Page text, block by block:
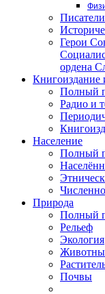
Писатели
Герои
ордена
Полный
Радио и
Население
Полный
Природа
Полный
Рельеф
Экология
Почвы